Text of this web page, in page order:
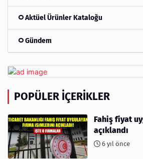
Aktüel Ürünler Kataloğu
Gündem
POPÜLER İÇERIKLER
Fahiş fiyat
açıklandı
6 yıl önce